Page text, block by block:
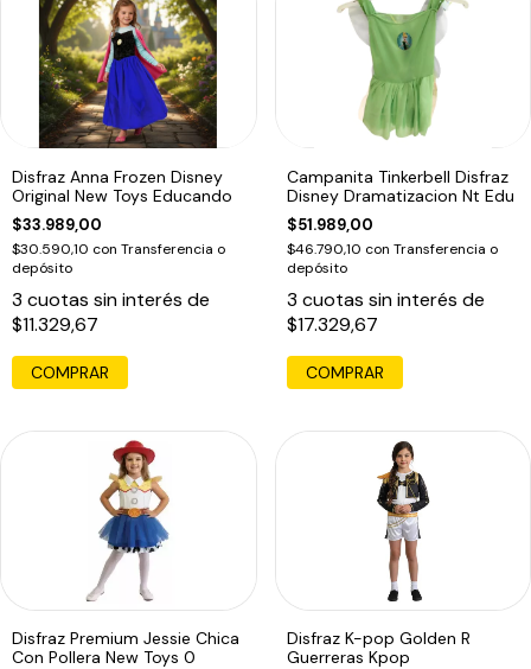
Disfraz Anna Frozen Disney
Original New Toys Educando
$33.989,00
$30.590,10 con Transferencia o
depósito
3 cuotas sin interés de
$11.329,67
COMPRAR
Campanita Tinkerbell Disfraz
Disney Dramatizacion Nt Edu
$51.989,00
$46.790,10 con Transferencia o
depósito
3 cuotas sin interés de
$17.329,67
COMPRAR
Disfraz Premium Jessie Chica
Con Pollera New Toys 0
Disfraz K-pop Golden R
Guerreras Kpop